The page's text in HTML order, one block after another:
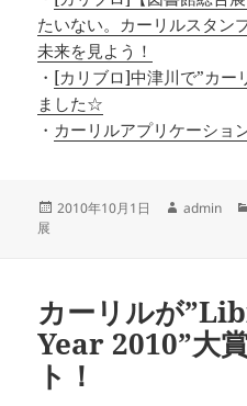
たいない。カーリルスタン
未来を見よう！
・ [カリブロ]中津川で”カー
ました☆
・ カーリルアプリケーショ
投
2010年10月1日
作
admin
展
カーリルが
Year 2010”大
ト！